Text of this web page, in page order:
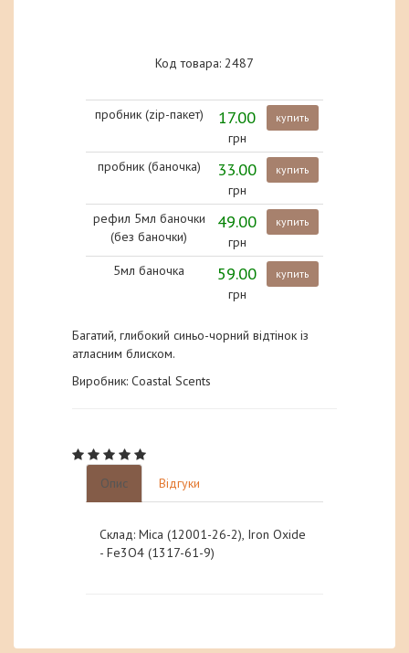
Код товара: 2487
пробник (zip-пакет) 17.00
грн
купить
пробник (баночка) 33.00
грн
купить
рефил 5мл баночки
(без баночки)
49.00
грн
купить
5мл баночка 59.00
грн
купить
Багатий, глибокий синьо-чорний відтінок із
атласним блиском.
Виробник: Coastal Scents
Опис Відгуки
Склад: Mica (12001-26-2), Iron Oxide
- Fe3O4 (1317-61-9)